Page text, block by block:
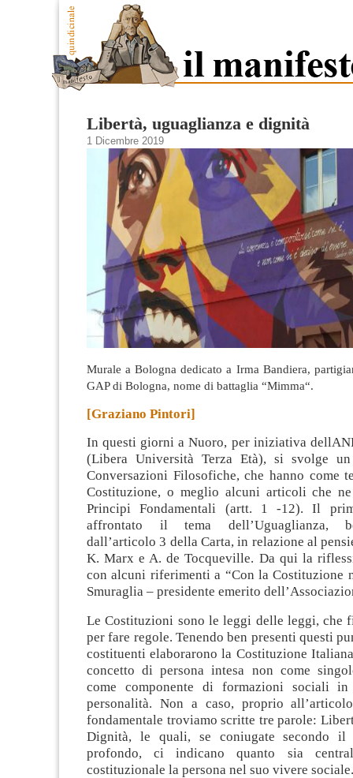
Libertà, uguaglianza e dignità
1 Dicembre 2019
Murale a Bologna dedicato a Irma Bandiera,
GAP di Bologna, nome di battaglia “Mimma“.
[Graziano Pintori]
In questi giorni a Nuoro, per iniziativa
(Libera Università Terza Età), si svolge
Conversazioni Filosofiche, che hanno come
Costituzione, o meglio alcuni articoli che
Principi Fondamentali (artt. 1 -12). Il
affrontato il tema dell’Uguaglianza,
dall’articolo 3 della Carta, in relazione al
K. Marx e A. de Tocqueville. Da qui la
con alcuni riferimenti a “Con la Costituzione
Smuraglia – presidente emerito
Le Costituzioni sono le leggi delle leggi, che
per fare regole. Tenendo ben presenti questi
costituenti elaborarono la Costituzione
concetto di persona intesa non come
come componente di formazioni sociali
personalità. Non a caso, proprio
fondamentale troviamo scritte tre parole:
Dignità, le quali, se coniugate secondo il
profondo, ci indicano quanto sia
costituzionale la persona nel suo vivere sociale.